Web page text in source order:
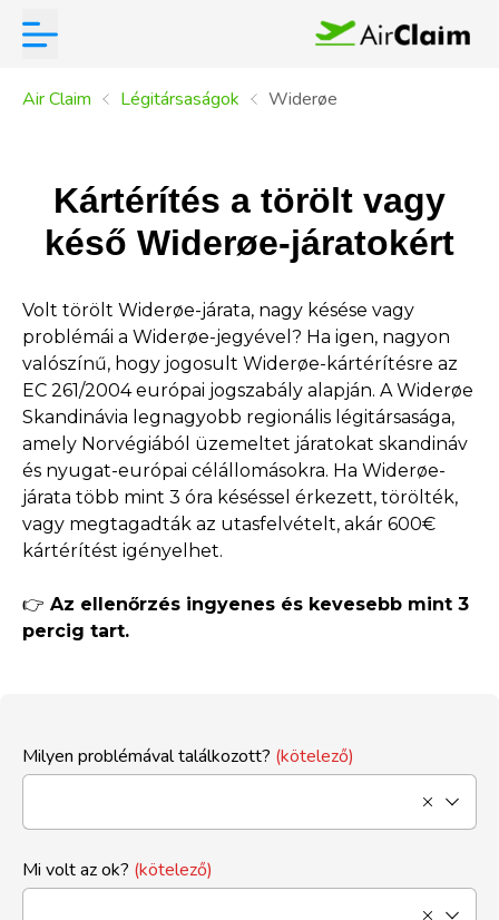
Air Claim Légitársaságok Widerøe
Kártérítés a törölt vagy
késő Widerøe-járatokért
Volt törölt Widerøe-járata, nagy késése vagy
problémái a Widerøe-jegyével? Ha igen, nagyon
valószínű, hogy jogosult Widerøe-kártérítésre az
EC 261/2004 európai jogszabály alapján. A Widerøe
Skandinávia legnagyobb regionális légitársasága,
amely Norvégiából üzemeltet járatokat skandináv
és nyugat-európai célállomásokra. Ha Widerøe-
járata több mint 3 óra késéssel érkezett, törölték,
vagy megtagadták az utasfelvételt, akár 600€
kártérítést igényelhet.
👉 Az ellenőrzés ingyenes és kevesebb mint 3
percig tart.
Milyen problémával találkozott? (kötelező)
Mi volt az ok? (kötelező)